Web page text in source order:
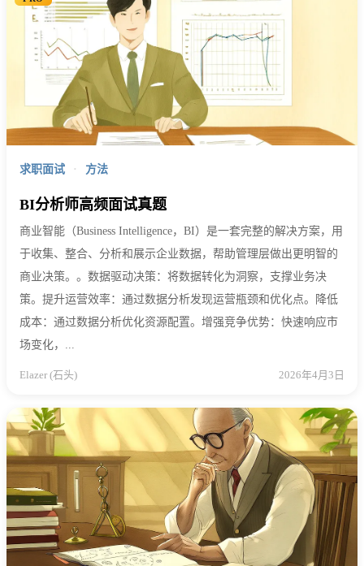
求职面试 · 方法
BI分析师高频面试真题
商业智能（Business Intelligence，BI）是一套完整的解决方案，用
于收集、整合、分析和展示企业数据，帮助管理层做出更明智的
商业决策。。数据驱动决策：将数据转化为洞察，支撑业务决
策。提升运营效率：通过数据分析发现运营瓶颈和优化点。降低
成本：通过数据分析优化资源配置。增强竞争优势：快速响应市
场变化，...
Elazer (石头) 2026年4月3日